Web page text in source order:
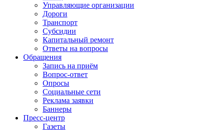
Управляющие организации
Дороги
Транспорт
Субсидии
Капитальный ремонт
Ответы на вопросы
Обращения
Запись на приём
Вопрос-ответ
Опросы
Социальные сети
Реклама заявки
Баннеры
Пресс-центр
Газеты